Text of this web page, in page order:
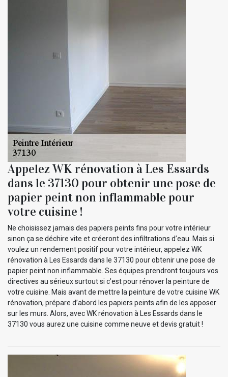
Appelez WK rénovation à Les Essards
dans le 37130 pour obtenir une pose de
papier peint non inflammable pour
votre cuisine !
Ne choisissez jamais des papiers peints fins pour votre intérieur
sinon ça se déchire vite et créeront des infiltrations d’eau. Mais si
voulez un rendement positif pour votre intérieur, appelez WK
rénovation à Les Essards dans le 37130 pour obtenir une pose de
papier peint non inflammable. Ses équipes prendront toujours vos
directives au sérieux surtout si c’est pour rénover la peinture de
votre cuisine. Mais avant de mettre la peinture de votre cuisine WK
rénovation, prépare d’abord les papiers peints afin de les apposer
sur les murs. Alors, avec WK rénovation à Les Essards dans le
37130 vous aurez une cuisine comme neuve et devis gratuit !